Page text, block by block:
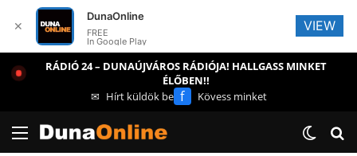
RÁDIÓ 24 – DUNAÚJVÁROS RÁDIÓJA! HALLGASS MINKET
ÉLŐBEN!!
✉ Hírt küldök be f Kövess minket
Menü
✕
DunaOnline
FREE
In Google Play
VIEW